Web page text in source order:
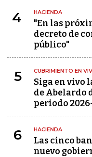
4 HACIENDA
"En las
decreto de
público"
5 CUBRIMIENTO EN
Siga en vivo
de Abelardo
periodo
6 HACIENDA
Las cinco
nuevo